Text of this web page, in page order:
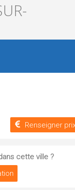
Renseigner
cette ville ?